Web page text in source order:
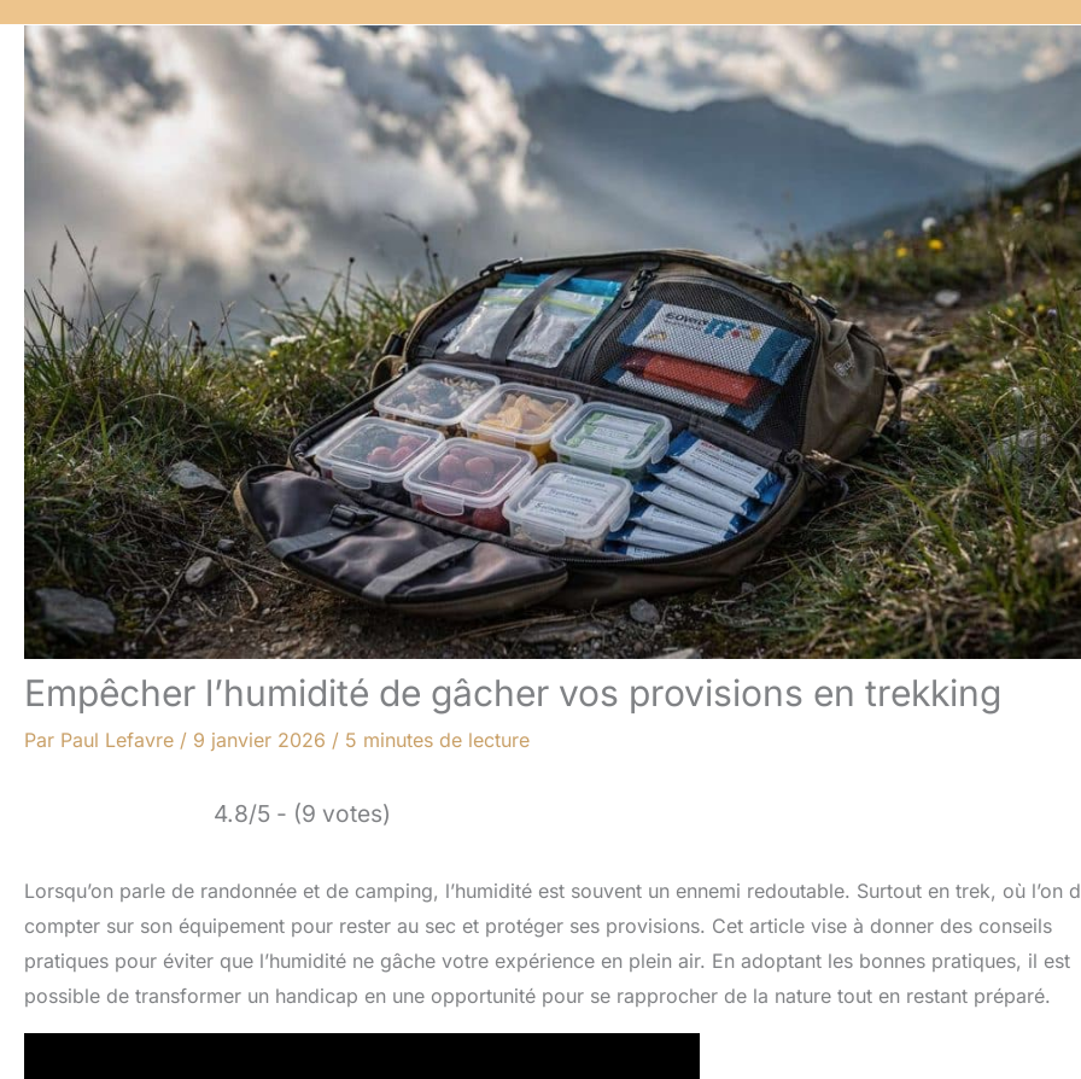
Empêcher l’humidité de gâcher vos provisions en trekking
Par Paul Lefavre / 9 janvier 2026 / 5 minutes de lecture
4.8/5 - (9 votes)
Lorsqu’on parle de randonnée et de camping, l’humidité est souvent un ennemi redoutable. Surtout en trek, où l’on
compter sur son équipement pour rester au sec et protéger ses provisions. Cet article vise à donner des conseils
pratiques pour éviter que l’humidité ne gâche votre expérience en plein air. En adoptant les bonnes pratiques, il est
possible de transformer un handicap en une opportunité pour se rapprocher de la nature tout en restant préparé.